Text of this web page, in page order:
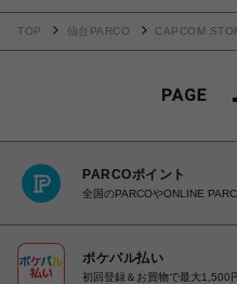
TOP 仙台PARCO CAPCOM
PARCOポイント
全国のPARCOやONLINE
ポケパル払い
初回登録＆お買物で最大1,500